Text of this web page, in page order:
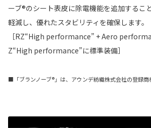
ーブ®のシート表皮に除電機能を追加するこ
軽減し、優れたスタビリティを確保します。
［RZ“High performance” + Aero
Z“High performance”に標準装備］
■「ブランノーブ®」は、アウンデ紡織株式会社の登録商